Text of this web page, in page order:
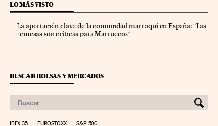
LO MÁS VISTO
La aportación clave de la comunidad marroquí en España: “Las
remesas son críticas para Marruecos”
BUSCAR BOLSAS Y MERCADOS
IBEX 35 EUROSTOXX S&P 500